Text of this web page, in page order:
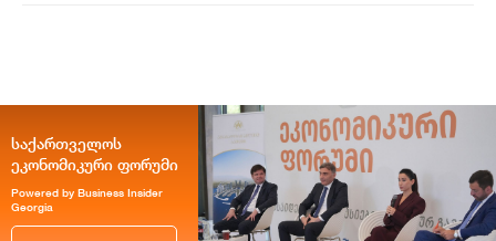
საქართველოს
ეკონომიკური ფორუმი
Powered by Business Insider
Georgia